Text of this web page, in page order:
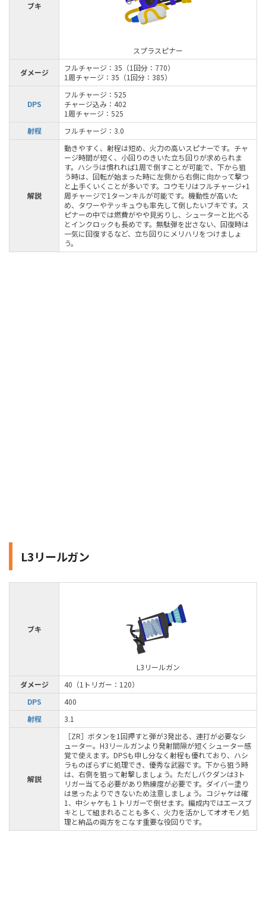
ブキ
スプラスピナー
ダメージ
フルチャージ：35（1回分：770）
1周チャージ：35（1回分：385）
DPS
フルチャージ：525
チャージ込み：402
1周チャージ：525
射程
フルチャージ：3.0
解説
動きやすく、射程は短め、火力の高いスピナーです。チャ
ージ時間が短く、小回りのきいた立ち回りが求められま
す。ハシラは慣れれば1周で倒すことが可能で、下から狙
う時は、回転が始まった時に左側から右側に向かって撃つ
と上手くいくことが多いです。コウモリはフルチャージ+1
周チャージで1ターンキルが可能です。機動性が高いた
め、タワーやテッキュウも率先して倒したいブキです。ス
ピナーの中では燃費がやや見劣りし、シューターと比べる
とインクロックも長めです。無駄弾を出さない、回復時は
一気に回復するなど、立ち回りにメリハリをつけましょ
う。
L3リールガン
ブキ
L3リールガン
ダメージ
40（1トリガー：120）
DPS
400
射程
3.1
解説
［ZR］ボタンを1回押すと弾が3発出る、連打が必要なシ
ューター。H3リールガンより発射間隔が短くシューター感
覚で使えます。DPSも申し分なく射程も優れており、ハシ
ラものぼらずに処理でき、優秀な武器です。下から狙う時
は、右側を狙って射撃しましょう。ただしバクダンは3ト
リガー当てる必要があり熟練度が必要です。ダイバー塗り
は思ったよりできないため注意しましょう。コジャケは確
1、中シャケも１トリガーで倒せます。編成内ではエースブ
キとして組まれることも多く、火力を活かしてオオモノ処
理と納品の両方をこなす重要な役回りです。